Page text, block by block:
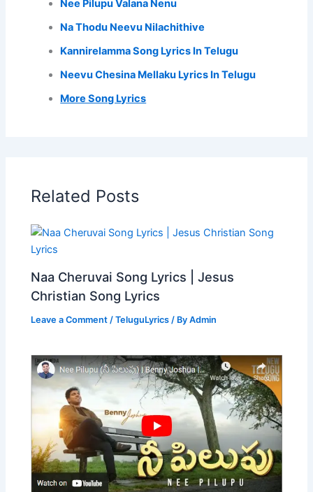
Nee Pilupu Valana Nenu
Na Thodu Neevu Nilachithive
Kannirelamma Song Lyrics In Telugu
Neevu Chesina Mellaku Lyrics In Telugu
More Song Lyrics
Related Posts
Naa Cheruvai Song Lyrics | Jesus
Christian Song Lyrics
Leave a Comment /TeluguLyrics / ByAdmin